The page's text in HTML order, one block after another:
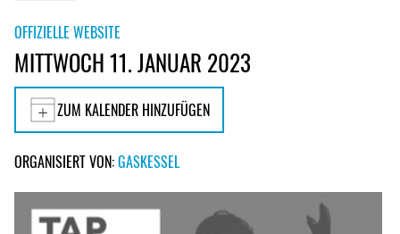
OFFIZIELLE WEBSITE
MITTWOCH 11. JANUAR 2023
ZUM KALENDER HINZUFÜGEN
ORGANISIERT VON:GASKESSEL